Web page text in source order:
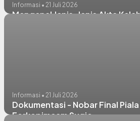
Informasi • 21 Juli 2026
Mengenal Jenis-Jenis Akta
Informasi • 21 Juli 2026
Dokumentasi - Nobar Final
Forkopimcam Sugio